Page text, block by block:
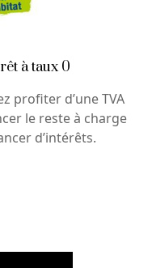
à taux 0
profiter d’une TVA
le reste à charge
d’intérêts.